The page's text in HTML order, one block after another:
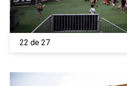
22 de 27